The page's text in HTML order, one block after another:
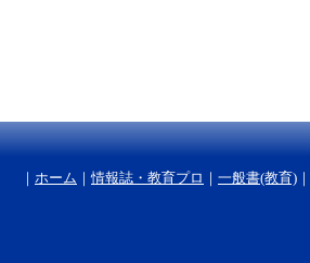
｜ ホーム ｜情報誌・教育プロ ｜ 一般書(教育) ｜